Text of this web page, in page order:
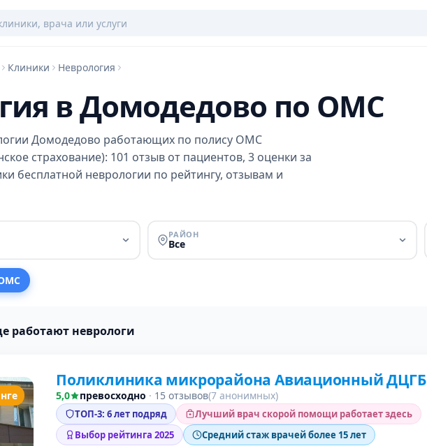
Клиники Неврология
в Домодедово по ОМС
Домодедово работающих по полису ОМС
страхование): 101 отзыв от пациентов, 3 оценки за
бесплатной неврологии по рейтингу, отзывам и
РАЙОН
Все
работают неврологи
Поликлиника микрорайона Авиационный ДЦГБ
5,0 превосходно · 15 отзывов(7 анонимных)
ТОП-3: 6 лет подряд
Лучший врач скорой помощи работает здесь
Выбор рейтинга 2025
Средний стаж врачей более 15 лет